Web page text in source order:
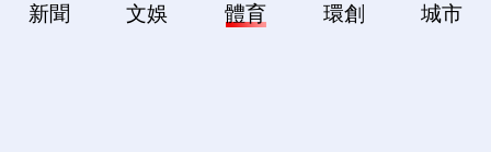
新聞 文娛 體育 環創 城市